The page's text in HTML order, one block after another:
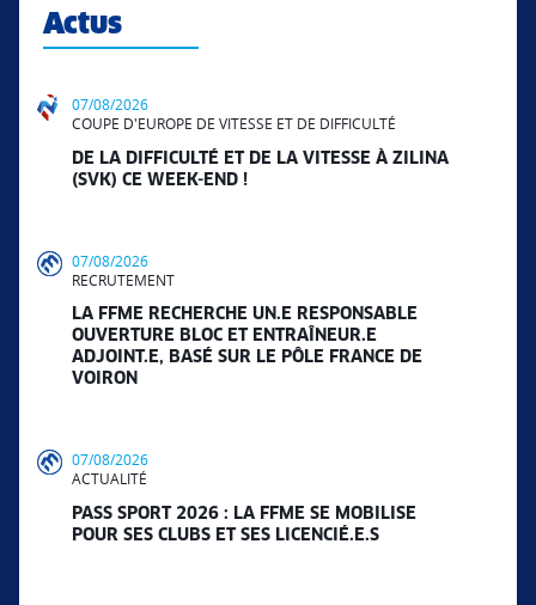
Actus
07/08/2026
COUPE D'EUROPE DE VITESSE ET DE DIFFICULTÉ
DE LA DIFFICULTÉ ET DE LA VITESSE À ZILINA
(SVK) CE WEEK-END !
07/08/2026
RECRUTEMENT
LA FFME RECHERCHE UN.E RESPONSABLE
OUVERTURE BLOC ET ENTRAÎNEUR.E
ADJOINT.E, BASÉ SUR LE PÔLE FRANCE DE
VOIRON
07/08/2026
ACTUALITÉ
PASS SPORT 2026 : LA FFME SE MOBILISE
POUR SES CLUBS ET SES LICENCIÉ.E.S